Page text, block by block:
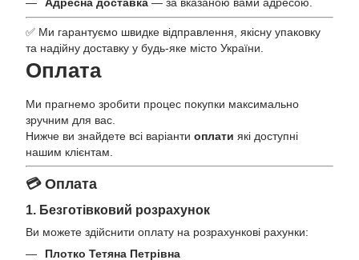
✅ Ми гарантуємо швидке відправлення, якісну упаковку
та надійну доставку у будь-яке місто України.
Оплата
Ми прагнемо зробити процес покупки максимально
зручним для вас.
Нижче ви знайдете всі варіанти оплати які доступні
нашим клієнтам.
💳 Оплата
1. Безготівковий розрахунок
Ви можете здійснити оплату на розрахункові рахунки:
Плотко Тетяна Петрівна